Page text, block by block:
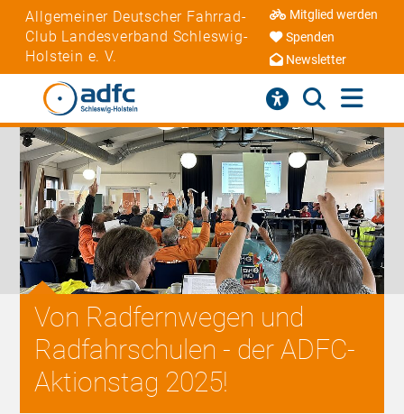
Allgemeiner Deutscher Fahrrad-
Club Landesverband Schleswig-
Holstein e. V.
Mitglied werden
Spenden
Newsletter
Von Radfernwegen und
Radfahrschulen - der ADFC-
Aktionstag 2025!